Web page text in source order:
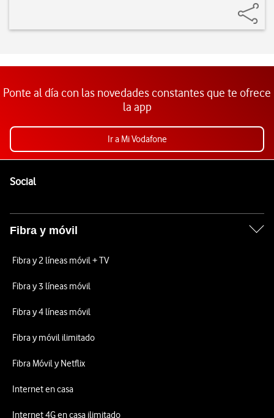
Ponte al día con las novedades constantes que te ofrece
la app
Ir a Mi Vodafone
SocialEnlaces a las redes sociales de Vodafone
Fibra y móvil
Fibra y 2 líneas móvil + TV
Fibra y 3 líneas móvil
Fibra y 4 líneas móvil
Fibra y móvil ilimitado
Fibra Móvil y Netflix
Internet en casa
Internet 4G en casa ilimitado